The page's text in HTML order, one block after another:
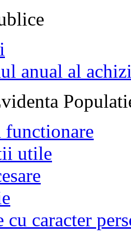
anual al
functionare
utile
cu caracter